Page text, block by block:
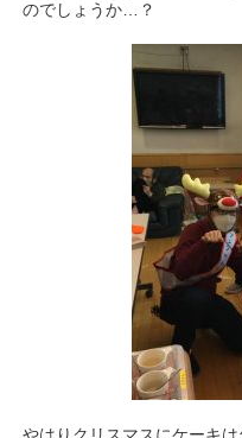
のでしょうか…？